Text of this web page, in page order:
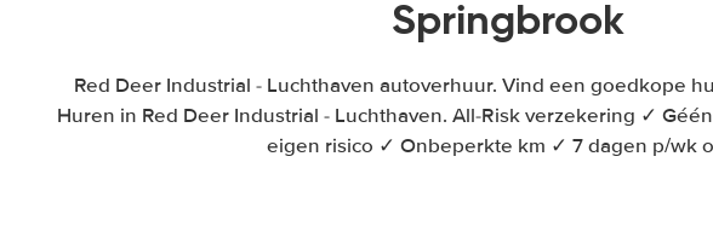
Springbrook
Red Deer Industrial - Luchthaven autoverhuur. Vind een goedkope
Huren in Red Deer Industrial - Luchthaven. All-Risk verzekering ✓
eigen risico ✓ Onbeperkte km ✓ 7 dagen p/wk